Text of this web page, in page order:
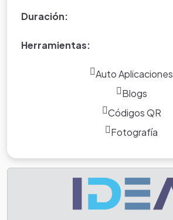
Duración:
Herramientas:
Auto Aplicaciones
Blogs
Códigos QR
Fotografía